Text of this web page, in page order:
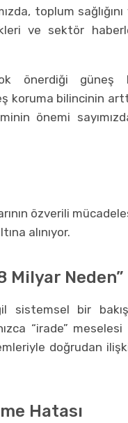
toplum sağlığını
ve sektör
önerdiği güneş
koruma bilincinin
önemi
özverili
alınıyor.
Milyar Neden”
sistemsel bir bakış
“irade” meselesi
doğrudan
Hatası